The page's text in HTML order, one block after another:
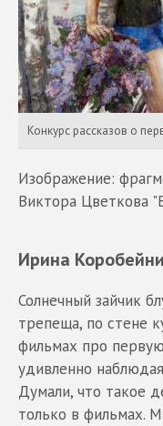
Конкурс рассказов о
Изображение:
Виктора Цветкова
Ирина
Солнечный зайчик
трепеща, по стене
фильмах про
удивленно
Думали, что такое
только в фильмах.